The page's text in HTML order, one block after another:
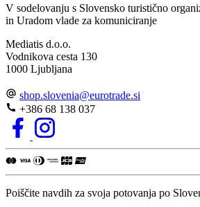
V sodelovanju s Slovensko turistično
in Uradom vlade za komuniciranje
Mediatis d.o.o.
Vodnikova cesta 130
1000 Ljubljana
shop.slovenia@eurotrade.si
+386 68 138 037
Poiščite navdih za svoja potovanja po